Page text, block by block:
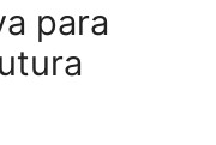
para